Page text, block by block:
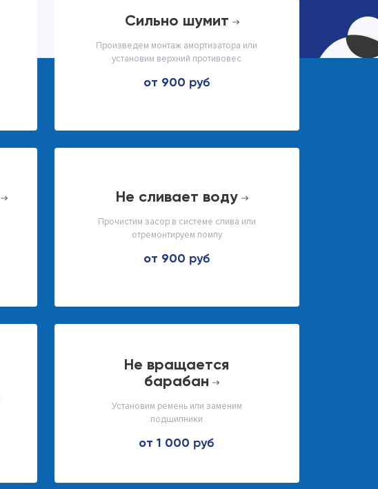
сильно шумит
Произведем монтаж амортизатора или
установим верхний противовес
от 900
не сливает воду
Прочистим засор в системе слива или
отремонтируем помпу
от 900
не вращается
барабан
Установим ремень или заменим
подшипники
от 1 000